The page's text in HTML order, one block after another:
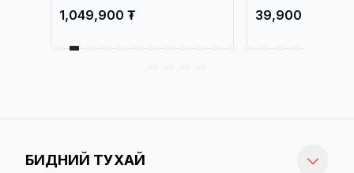
SD Memory Card with SD
1,049,900 ₮
Memory Card
39,900 ₮
БИДНИЙ ТУХАЙ